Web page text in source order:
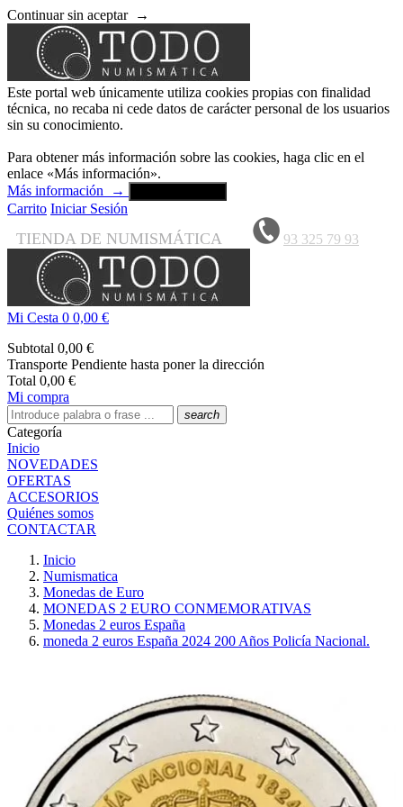
Continuar sin aceptar →
Este portal web únicamente utiliza cookies propias con finalidad
técnica, no recaba ni cede datos de carácter personal de los usuarios
sin su conocimiento.
Para obtener más información sobre las cookies, haga clic en el
enlace «Más información».
Más información
→
Carrito Iniciar Sesión
TIENDA DE NUMISMÁTICA 93 325 79 93
Mi Cesta 0 0,00 €
Subtotal 0,00 €
Transporte Pendiente hasta poner la dirección
Total 0,00 €
Mi compra
search
Categoría
Inicio
NOVEDADES
OFERTAS
ACCESORIOS
Quiénes somos
CONTACTAR
Inicio
Numismatica
Monedas de Euro
MONEDAS 2 EURO CONMEMORATIVAS
Monedas 2 euros España
moneda 2 euros España 2024 200 Años Policía Nacional.